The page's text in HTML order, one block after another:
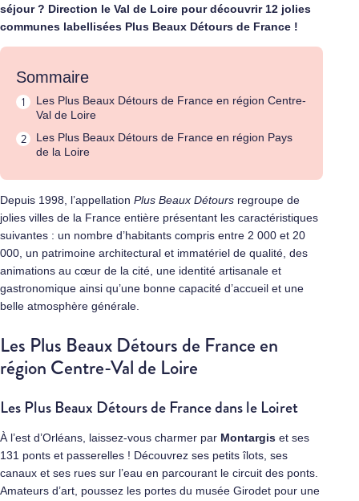
séjour ? Direction le Val de Loire pour découvrir 12 jolies
communes labellisées Plus Beaux Détours de France !
Sommaire
Les Plus Beaux Détours de France en région Centre-
Val de Loire
Les Plus Beaux Détours de France en région Pays
de la Loire
Depuis 1998, l’appellation Plus Beaux Détours regroupe de
jolies villes de la France entière présentant les caractéristiques
suivantes : un nombre d’habitants compris entre 2 000 et 20
000, un patrimoine architectural et immatériel de qualité, des
animations au cœur de la cité, une identité artisanale et
gastronomique ainsi qu’une bonne capacité d’accueil et une
belle atmosphère générale.
Les Plus Beaux Détours de France en
région Centre-Val de Loire
Les Plus Beaux Détours de France dans le Loiret
À l’est d’Orléans, laissez-vous charmer par Montargis et ses
131 ponts et passerelles ! Découvrez ses petits îlots, ses
canaux et ses rues sur l’eau en parcourant le circuit des ponts.
Amateurs d’art, poussez les portes du musée Girodet pour une